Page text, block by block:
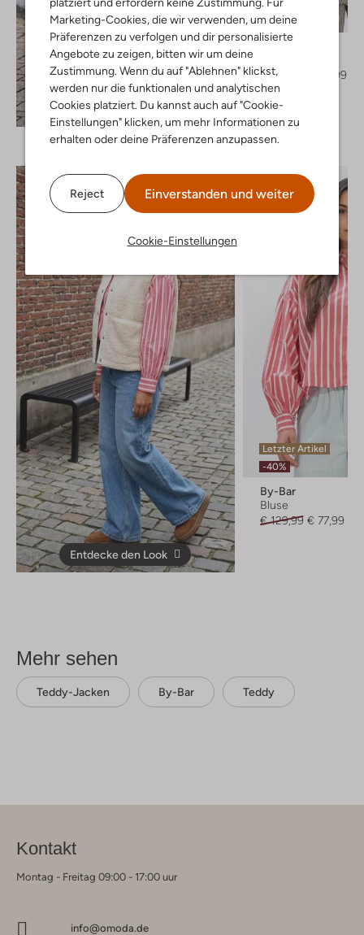
Marketing-Cookies, die wir verwenden, um deine
Präferenzen zu verfolgen und dir personalisierte
Angebote zu zeigen, bitten wir um deine
Zustimmung. Wenn du auf "Ablehnen" klickst,
werden nur die funktionalen und analytischen
Cookies platziert. Du kannst auch auf "Cookie-
Einstellungen" klicken, um mehr Informationen zu
erhalten oder deine Präferenzen anzupassen.
Reject Einverstanden und weiter
Cookie-Einstellungen
Entdecke den Look
Letzte Größen
-40%
By-Bar
€ 139,99
€ 83,99
Entdecke den Look
Letzter Artikel
-40%
By-Bar
Bluse
€ 129,99 € 77,99
Mehr sehen
Teddy-Jacken By-Bar Teddy
Kontakt
Montag - Freitag 09:00 - 17:00 uur
info@omoda.de